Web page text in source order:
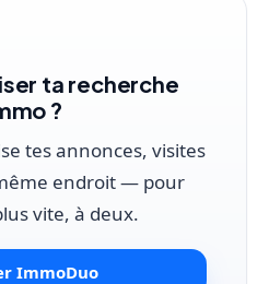
ta recherche
?
tes annonces, visites
endroit — pour
vite, à deux.
ImmoDuo